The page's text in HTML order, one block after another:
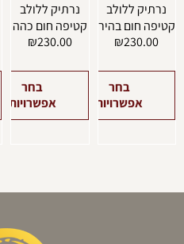
נרתיק ללולב
חום בהיר
₪230.00
בחר
אפשרויות
לבחור
את
האפשרויות
המוצר
נרתיק ללולב
קטיפה חום כהה
₪230.00
בחר
אפשרויות
לבחור
את
האפשרויות
המוצר